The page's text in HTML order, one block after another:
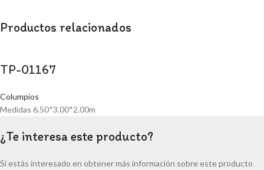
Productos relacionados
TP-01167
Columpios
Medidas 6.50*3.00*2.00m
¿Te interesa este producto?
Si estás interesado en obtener más información sobre este producto